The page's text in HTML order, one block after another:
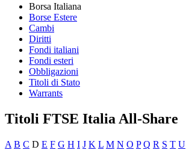
Borsa Italiana
Borse Estere
Cambi
Diritti
Fondi italiani
Fondi esteri
Obbligazioni
Titoli di Stato
Warrants
Titoli FTSE Italia All-Share
A B C D E F G H I J K L M N O P Q R S T U